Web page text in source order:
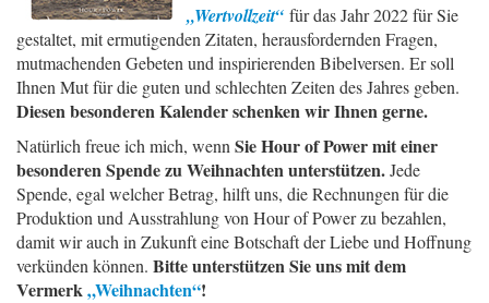
„Wertvollzeit“ für das Jahr 2022 für Sie
gestaltet, mit ermutigenden Zitaten, herausfordernden Fragen,
mutmachenden Gebeten und inspirierenden Bibelversen. Er soll
Ihnen Mut für die guten und schlechten Zeiten des Jahres geben.
Diesen besonderen Kalender schenken wir Ihnen gerne.
Natürlich freue ich mich, wenn Sie Hour of Power mit einer
besonderen Spende zu Weihnachten unterstützen.Jede
Spende, egal welcher Betrag, hilft uns, die Rechnungen für die
Produktion und Ausstrahlung von Hour of Power zu bezahlen,
damit wir auch in Zukunft eine Botschaft der Liebe und Hoffnung
verkünden können. Bitte unterstützen Sie uns mit dem
Vermerk„Weihnachten“!